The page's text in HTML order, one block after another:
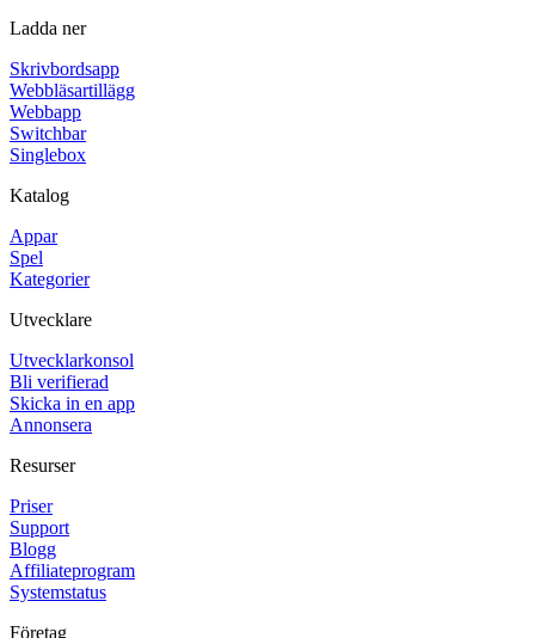
Ladda ner
Skrivbordsapp
Webbläsartillägg
Webbapp
Switchbar
Singlebox
Katalog
Appar
Spel
Kategorier
Utvecklare
Utvecklarkonsol
Bli verifierad
Skicka in en app
Annonsera
Resurser
Priser
Support
Blogg
Affiliateprogram
Systemstatus
Företag